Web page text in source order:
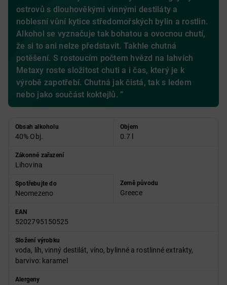
ostrovů s dlouhověkými vinnými destiláty a
noblesní vůní kytice středomořských bylin a rostlin.
Alkohol se vyznačuje tak bohatou a ovocnou chutí,
že si to ani nelze představit. Takhle chutná
potěšení. S rostoucím počtem hvězd na lahvích
Metaxy roste složitost chuti a i čas, který je k
výrobě zapotřebí. Chutná jak čistá, tak s ledem
nebo jako součást koktejlů. ”
Obsah alkoholu
40% Obj.
Objem
0.7 l
Zákonné zařazení
Lihovina
Spotřebujte do
Neomezeno
Země původu
Greece
EAN
5202795150525
Složení výrobku
voda, líh, vinný destilát, víno, bylinné a rostlinné extrakty,
barvivo: karamel
Alergeny